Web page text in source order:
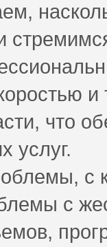
и
что
услуг.
с
с